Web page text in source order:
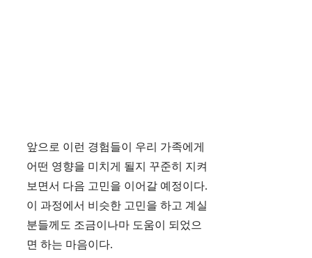
앞으로 이런 경험들이 우리 가족에게
어떤 영향을 미치게 될지 꾸준히 지켜
보면서 다음 고민을 이어갈 예정이다.
이 과정에서 비슷한 고민을 하고 계실
분들께도 조금이나마 도움이 되었으
면 하는 마음이다.